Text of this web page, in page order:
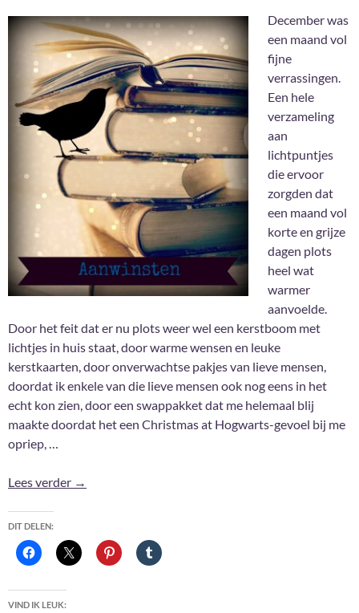
December was
een maand vol
fijne
verrassingen.
Een hele
verzameling
aan
lichtpuntjes
die ervoor
zorgden dat
een maand vol
korte en grijze
dagen plots
heel wat
warmer
aanvoelde.
Door het feit dat er nu plots weer wel een kerstboom met
lichtjes in huis staat, door warme wensen en leuke
kerstkaarten, door onverwachtse pakjes van lieve mensen,
doordat ik enkele van die lieve mensen ook nog eens in het
echt kon zien, door een swappakket dat me helemaal blij
maakte doordat het een Christmas at Hogwarts-gevoel bij me
opriep, …
Lees verder Aanwinsten December 2021
→
DIT DELEN:
VIND IK LEUK: